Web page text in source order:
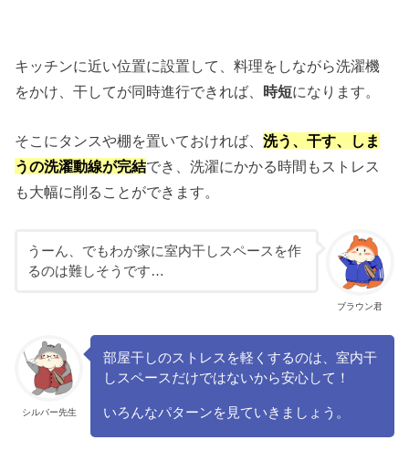
キッチンに近い位置に設置して、料理をしながら洗濯機
をかけ、干してが同時進行できれば、 時短になります。
そこにタンスや棚を置いておければ、洗う、干す、しま
うの洗濯動線が完結でき、洗濯にかかる時間もストレス
も大幅に削ることができます。
ブラウン君
うーん、でもわが家に室内干しスペースを作
るのは難しそうです…
シルバー先生
部屋干しのストレスを軽くするのは、室内干
しスペースだけではないから安心して！
いろんなパターンを見ていきましょう。